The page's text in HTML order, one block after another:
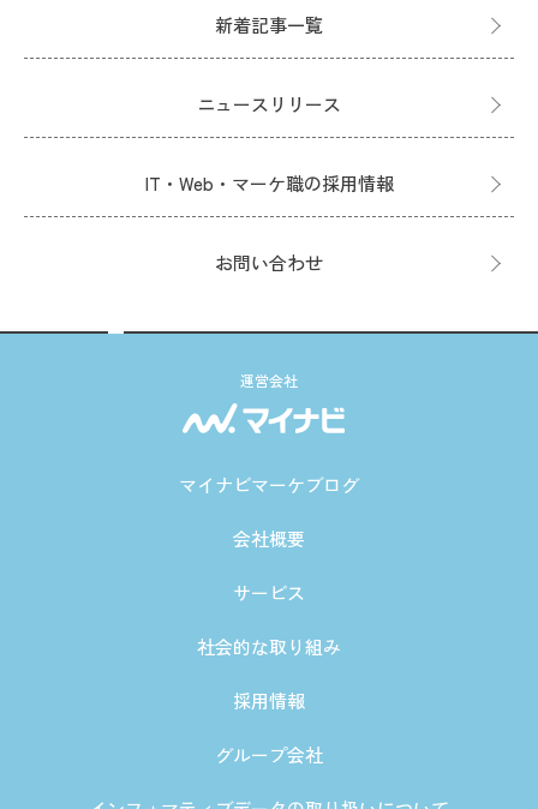
新着記事一覧
ニュースリリース
IT・Web・マーケ職の採用情報
お問い合わせ
運営会社
マイナビマーケブログ
会社概要
サービス
社会的な取り組み
採用情報
グループ会社